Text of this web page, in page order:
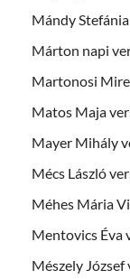
Mándy
Márton napi
Martonosi
Matos Maja
Mayer Mihály
Mécs László
Méhes Mária
Mentovics Éva
Mészely József